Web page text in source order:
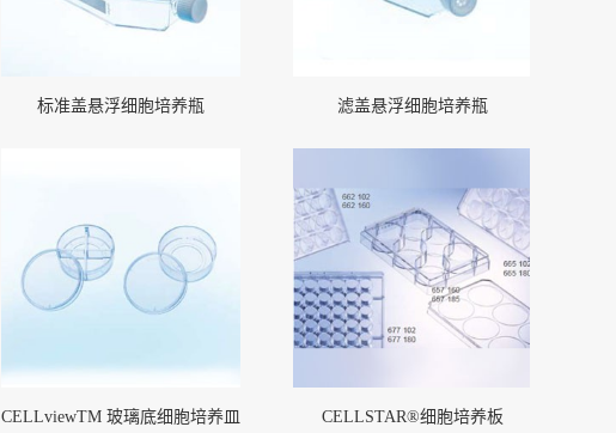
标准盖悬浮细胞培养瓶 滤盖悬浮细胞培养瓶
CELLviewTM 玻璃底细胞培养皿 CELLSTAR®细胞培养板